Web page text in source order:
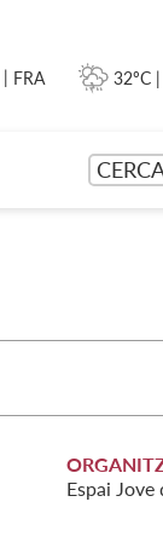
| FRA 32ºC |
Espai Jove